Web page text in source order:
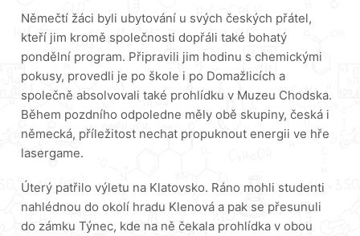
Němečtí žáci byli ubytování u svých českých přátel,
kteří jim kromě společnosti dopřáli také bohatý
pondělní program. Připravili jim hodinu s chemickými
pokusy, provedli je po škole i po Domažlicích a
společně absolvovali také prohlídku v Muzeu Chodska.
Během pozdního odpoledne měly obě skupiny, česká i
německá, příležitost nechat propuknout energii ve hře
lasergame.
Úterý patřilo výletu na Klatovsko. Ráno mohli studenti
nahlédnou do okolí hradu Klenová a pak se přesunuli
do zámku Týnec, kde na ně čekala prohlídka v obou